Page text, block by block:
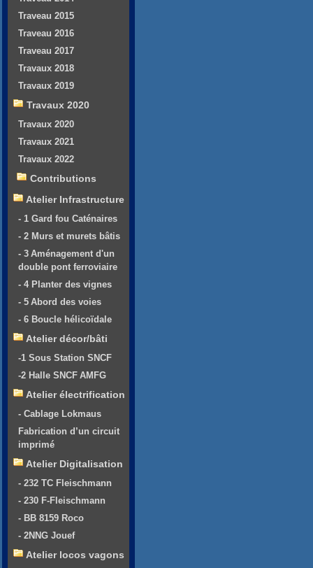
Traveau 2015
Traveau 2016
Traveau 2017
Travaux 2018
Travaux 2019
Travaux 2020
Travaux 2020
Travaux 2021
Travaux 2022
Contributions
Atelier Infrastructure
- 1 Gard fou Caténaires
- 2 Murs et murets bâtis
- 3 Aménagement d'un
double pont ferroviaire
- 4 Planter des vignes
- 5 Abord des voies
- 6 Boucle hélicoïdale
Atelier décor/bâti
-1 Sous Station SNCF
-2 Halle SNCF AMFG
Atelier électrification
- Cablage Lokmaus
Fabrication d’un circuit
imprimé
Atelier Digitalisation
- 232 TC Fleischmann
- 230 F-Fleischmann
- BB 8159 Roco
- 2NNG Jouef
Atelier locos vagons